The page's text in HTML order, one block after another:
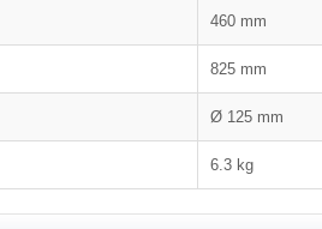
460 mm
825 mm
Ø 125 mm
6.3 kg